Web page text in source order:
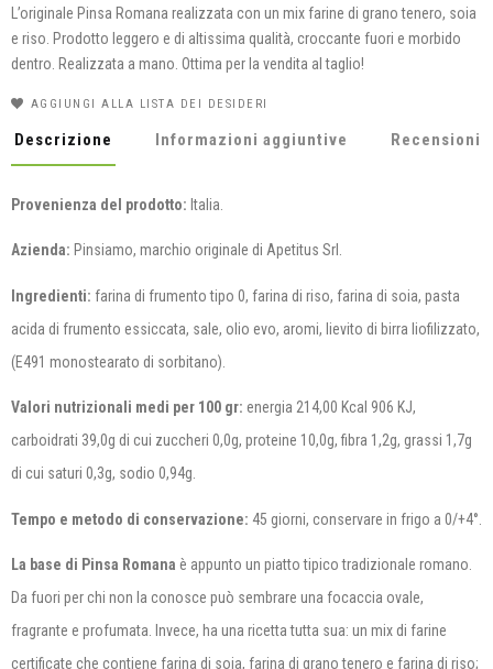
L’originale Pinsa Romana realizzata con un mix farine di grano tenero, soia
e riso. Prodotto leggero e di altissima qualità, croccante fuori e morbido
dentro. Realizzata a mano. Ottima per la vendita al taglio!
AGGIUNGI ALLA LISTA DEI DESIDERI
Descrizione Informazioni aggiuntive Recensioni
Provenienza del prodotto: Italia.
Azienda: Pinsiamo, marchio originale di Apetitus Srl.
Ingredienti: farina di frumento tipo 0, farina di riso, farina di soia, pasta
acida di frumento essiccata, sale, olio evo, aromi, lievito di birra liofilizzato,
(E491 monostearato di sorbitano).
Valori nutrizionali medi per 100 gr: energia 214,00 Kcal 906 KJ,
carboidrati 39,0g di cui zuccheri 0,0g, proteine 10,0g, fibra 1,2g, grassi 1,7g
di cui saturi 0,3g, sodio 0,94g.
Tempo e metodo di conservazione: 45 giorni, conservare in frigo a 0/+4°.
La base di Pinsa Romana è appunto un piatto tipico tradizionale romano.
Da fuori per chi non la conosce può sembrare una focaccia ovale,
fragrante e profumata. Invece, ha una ricetta tutta sua: un mix di farine
certificate che contiene farina di soia, farina di grano tenero e farina di riso;